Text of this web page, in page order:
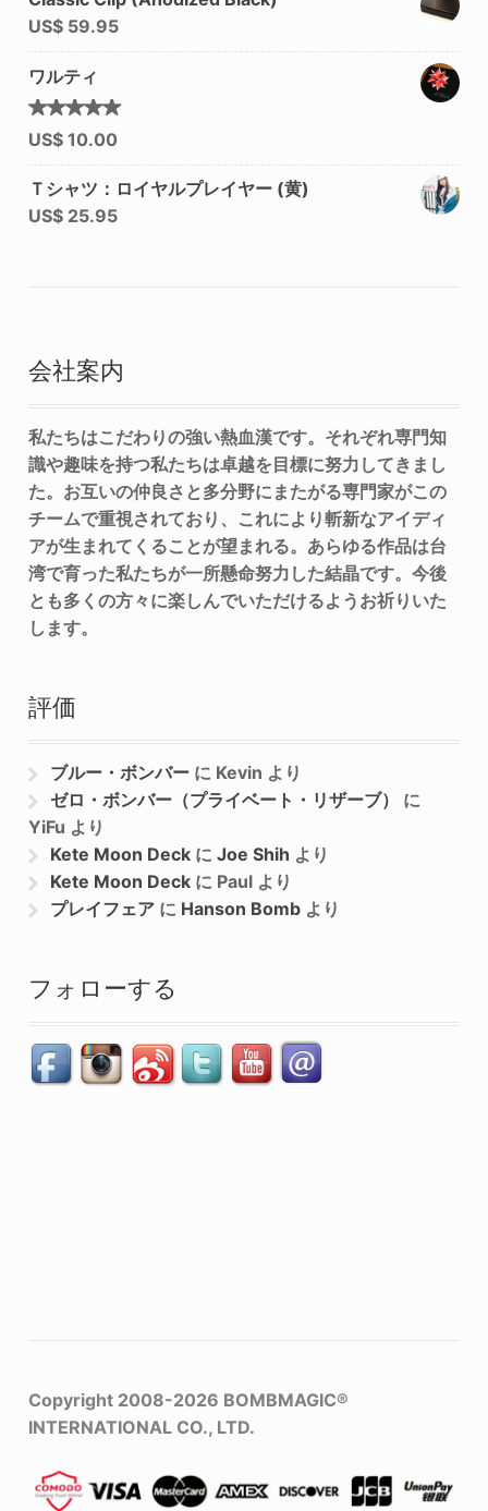
US$59.95
ワルティ
5段階中
5.00の
US$10.00
Ｔシャツ：ロイヤルプレイヤー (黄)
US$25.95
会社案内
私たちはこだわりの強い熱血漢です。それぞれ専門知
識や趣味を持つ私たちは卓越を目標に努力してきまし
た。お互いの仲良さと多分野にまたがる専門家がこの
チームで重視されており、これにより斬新なアイディ
アが生まれてくることが望まれる。あらゆる作品は台
湾で育った私たちが一所懸命努力した結晶です。今後
とも多くの方々に楽しんでいただけるようお祈りいた
します。
評価
ブルー・ボンバー に Kevin より
ゼロ・ボンバー（プライベート・リザーブ）
に
YiFu より
Kete Moon Deck にJoe Shih より
Kete Moon Deck に Paul より
プレイフェア に Hanson Bomb より
フォローする
Copyright 2008-2026 BOMBMAGIC®
INTERNATIONAL CO., LTD.